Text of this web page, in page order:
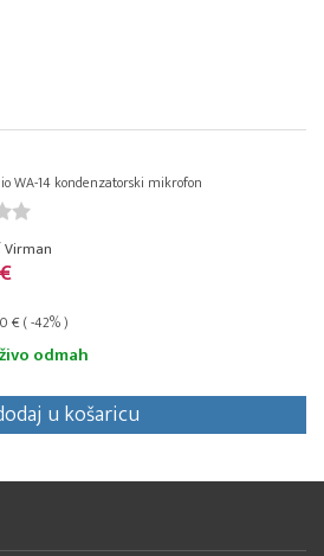
WA-14 kondenzatorski mikrofon
Virman
€ ( -42% )
odmah
u košaricu